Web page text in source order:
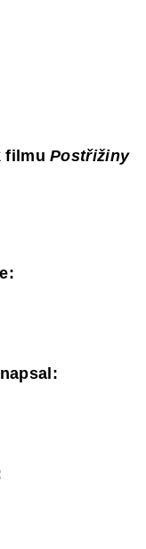
filmuPostřižiny
napsal: